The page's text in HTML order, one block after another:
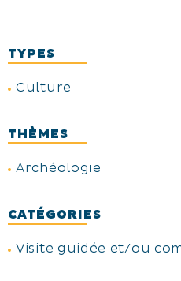
TYPES
Culture
THÈMES
Archéologie
CATÉGORIES
Visite guidée et/ou